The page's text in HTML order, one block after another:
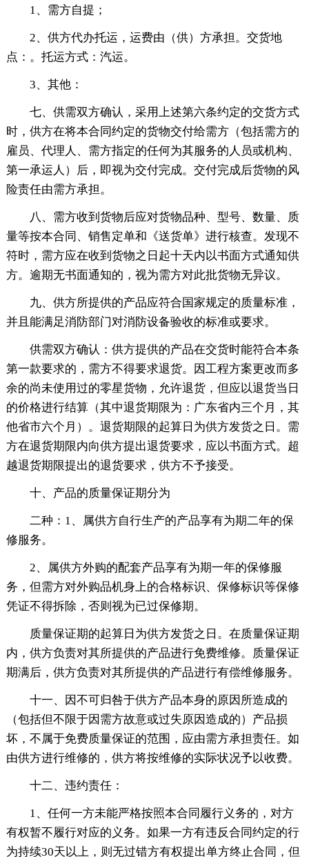
1、需方自提；
2、供方代办托运，运费由（供）方承担。交货地
点：。托运方式：汽运。
3、其他：
七、供需双方确认，采用上述第六条约定的交货方式
时，供方在将本合同约定的货物交付给需方（包括需方的
雇员、代理人、需方指定的任何为其服务的人员或机构、
第一承运人）后，即视为交付完成。交付完成后货物的风
险责任由需方承担。
八、需方收到货物后应对货物品种、型号、数量、质
量等按本合同、销售定单和《送货单》进行核查。发现不
符时，需方应在收到货物之日起十天内以书面方式通知供
方。逾期无书面通知的，视为需方对此批货物无异议。
九、供方所提供的产品应符合国家规定的质量标准，
并且能满足消防部门对消防设备验收的标准或要求。
供需双方确认：供方提供的产品在交货时能符合本条
第一款要求的，需方不得要求退货。因工程方案更改而多
余的尚未使用过的零星货物，允许退货，但应以退货当日
的价格进行结算（其中退货期限为：广东省内三个月，其
他省市六个月）。退货期限的起算日为供方发货之日。需
方在退货期限内向供方提出退货要求，应以书面方式。超
越退货期限提出的退货要求，供方不予接受。
十、产品的质量保证期分为
二种：1、属供方自行生产的产品享有为期二年的保
修服务。
2、属供方外购的配套产品享有为期一年的保修服
务，但需方对外购品机身上的合格标识、保修标识等保修
凭证不得拆除，否则视为已过保修期。
质量保证期的起算日为供方发货之日。在质量保证期
内，供方负责对其所提供的产品进行免费维修。质量保证
期满后，供方负责对其所提供的产品进行有偿维修服务。
十一、因不可归咎于供方产品本身的原因所造成的
（包括但不限于因需方故意或过失原因造成的）产品损
坏，不属于免费质量保证的范围，应由需方承担责任。如
由供方进行维修的，供方将按维修的实际状况予以收费。
十二、违约责任：
1、任何一方未能严格按照本合同履行义务的，对方
有权暂不履行对应的义务。如果一方有违反合同约定的行
为持续30天以上，则无过错方有权提出单方终止合同，但